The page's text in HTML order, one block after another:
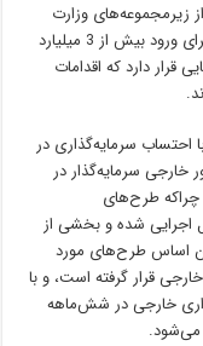
زیرمجموعه‌های وزارت
اقتصاد،‌ در سال 1401 کشور روسیه با برنامه‌ریزی برای ورود بیش از 3 میلیارد
قرار دارد که اقدامات
احتساب سرمایه‌گذاری در
سرمایه‌گذار در
طرح‌های
اجرایی شده و بخشی از
اساس طرح‌های مورد
قرار گرفته است، و با
خارجی در شش‌ماهه
می‌شود.